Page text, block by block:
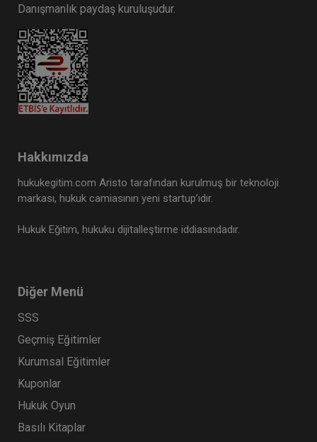
Müvekkille Görüşme Video Eğitimi
300 TL
Av. M. Ufuk TEKİN
300 TL
Av. M. Ufuk TEKİN
Danışmanlık paydaş kuruluşudur.
Hakkımızda
hukukegitim.com Aristo tarafından kurulmuş bir teknoloji
markası, hukuk camiasının yeni startup’ıdır.
Hukuk Eğitim, hukuku dijitalleştirme iddiasındadır.
Diğer Menü
SSS
Geçmiş Eğitimler
Kurumsal Eğitimler
Kuponlar
Hukuk Oyun
Basılı Kitaplar